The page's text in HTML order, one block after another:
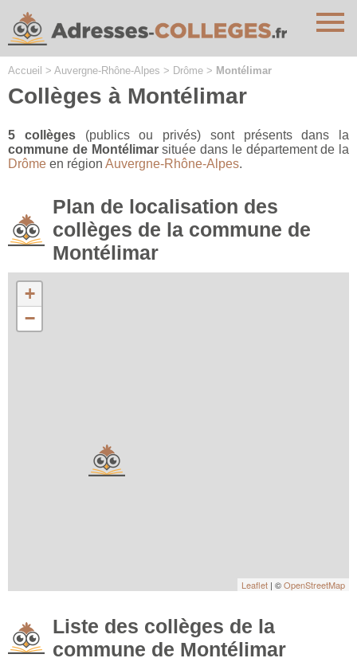
Accueil > Auvergne-Rhône-Alpes > Drôme > Montélimar
Collèges à Montélimar
5 collèges(publics ou privés) sont présents dans la
commune de Montélimarsituée dans le département de la
Drôme en région Auvergne-Rhône-Alpes.
Plan de localisation des
collèges de la commune de
Montélimar
+
−
Leaflet | ©OpenStreetMap
Liste des collèges de la
commune de Montélimar